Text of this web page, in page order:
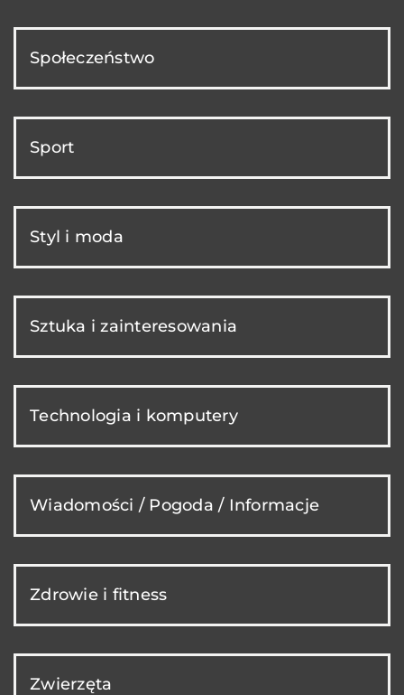
Społeczeństwo
Sport
Styl i moda
Sztuka i zainteresowania
Technologia i komputery
Wiadomości / Pogoda / Informacje
Zdrowie i fitness
Zwierzęta